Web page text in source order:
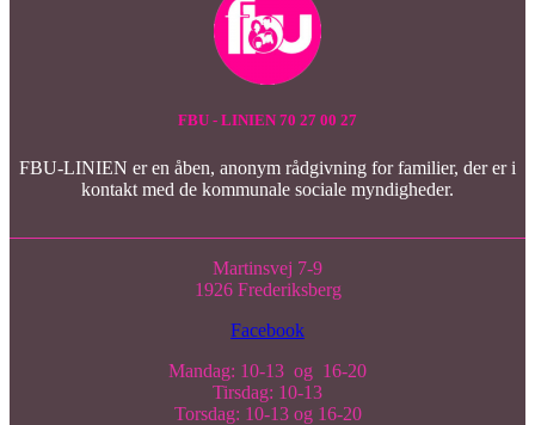
FBU - LINIEN 70 27 00 27
FBU-LINIEN er en åben, anonym rådgivning for familier, der er i
kontakt med de kommunale sociale myndigheder.
Martinsvej 7-9
1926 Frederiksberg
Facebook
Mandag: 10-13 og 16-20
Tirsdag: 10-13
Torsdag: 10-13 og 16-20